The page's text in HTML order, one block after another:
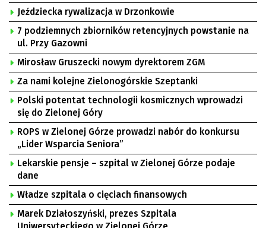
Jeździecka rywalizacja w Drzonkowie
7 podziemnych zbiorników retencyjnych powstanie na
ul. Przy Gazowni
Mirosław Gruszecki nowym dyrektorem ZGM
Za nami kolejne Zielonogórskie Szeptanki
Polski potentat technologii kosmicznych wprowadzi
się do Zielonej Góry
ROPS w Zielonej Górze prowadzi nabór do konkursu
„Lider Wsparcia Seniora”
Lekarskie pensje – szpital w Zielonej Górze podaje
dane
Władze szpitala o cięciach finansowych
Marek Działoszyński, prezes Szpitala